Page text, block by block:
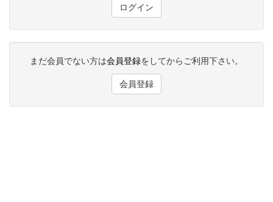
ログイン
まだ会員でない方は会員登録をしてからご利用下さい。
会員登録